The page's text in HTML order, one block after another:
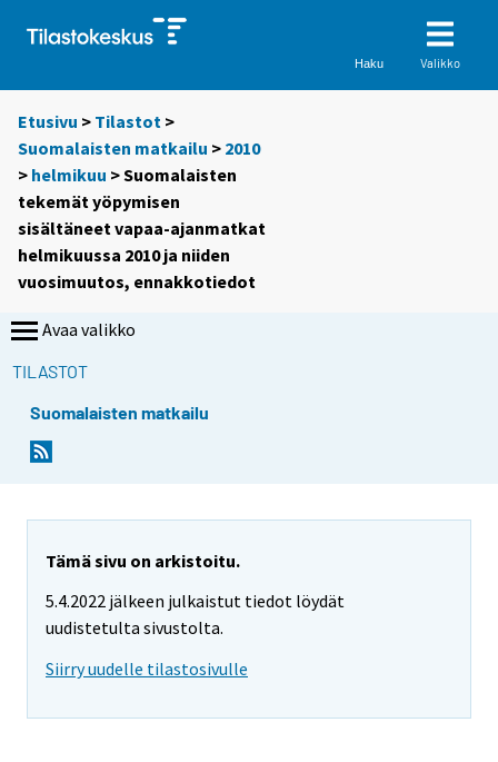
Haku Valikko
Etusivu > Tilastot >
Suomalaisten matkailu > 2010
> helmikuu > Suomalaisten
tekemät yöpymisen
sisältäneet vapaa-ajanmatkat
helmikuussa 2010 ja niiden
vuosimuutos, ennakkotiedot
Avaa valikko
TILASTOT
Suomalaisten matkailu
Tämä sivu on arkistoitu.
5.4.2022 jälkeen julkaistut tiedot löydät
uudistetulta sivustolta.
Siirry uudelle tilastosivulle